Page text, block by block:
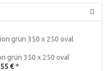
grün 350 x 250 oval
€ *